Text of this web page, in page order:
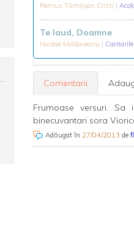
Remus Tămăşan Cristi |
Te laud, Doamne
Nicolae Moldoveanu |
Comentarii
Frumoase versuri. Sa
binecuvantari sora
Adăugat în 27/04/2013 de